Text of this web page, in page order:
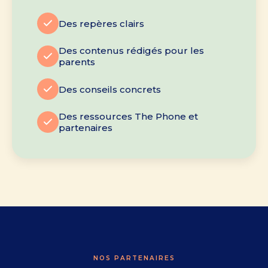
Des repères clairs
Des contenus rédigés pour les
parents
Des conseils concrets
Des ressources The Phone et
partenaires
NOS PARTENAIRES